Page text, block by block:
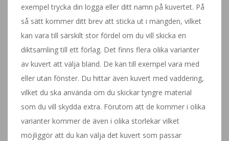
exempel trycka din logga eller ditt namn på kuvertet. På
så sätt kommer ditt brev att sticka ut i mängden, vilket
kan vara till särskilt stor fördel om du vill skicka en
diktsamling till ett förlag. Det finns flera olika varianter
av kuvert att välja bland. De kan till exempel vara med
eller utan fönster. Du hittar även kuvert med vaddering,
vilket du ska använda om du skickar tyngre material
som du vill skydda extra. Förutom att de kommer i olika
varianter kommer de även i olika storlekar vilket
möjliggör att du kan välja det kuvert som passar